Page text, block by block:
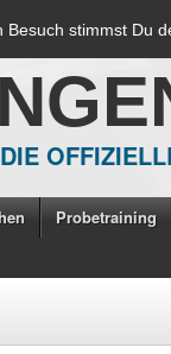
stimmst Du
Probetraining